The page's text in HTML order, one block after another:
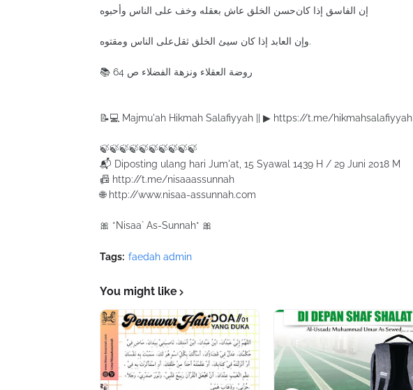
ﺇﻥ ﺍﻟﻔﺎﺳﻖ ﺇﺫﺍ ﻛﺎﻥﺣﺴﻦ ﺍﻟﺨﻠﻖ ﻋﺎﺵ ﺑﻌﻘﻠﻪ ﻭﺧﻒ ﻋﻠﻰ ﺍﻟﻨﺎﺱ ﻭﺃﺣﺒﻮﻩ
ﻭﺇﻥ ﺍﻟﻌﺎﺑﺪ ﺇﺫﺍ ﻛﺎﻥ ﺳﻴﺊ ﺍﻟﺨﻠﻖ ﺛﻘﻞﻋﻠﻰ ﺍﻟﻨﺎﺱ ﻭﻣﻘﺘﻮﻩ.
📚 روضة العقلاء ونزهة الفضلاء ص 64
📝💻 Majmu'ah Hikmah Salafiyyah || ▶ https://t.me/hikmahsalafiyyah
🍃🍃🍃🍃🍃🍃🍃🍃🍃🍃
📬 Diposting ulang hari Jum'at, 15 Syawal 1439 H / 29 Juni 2018 M
📠 http://t.me/nisaaassunnah
🌐 http://www.nisaa-assunnah.com
🎀 *Nisaa` As-Sunnah* 🎀
Tags: faedah admin
You might like